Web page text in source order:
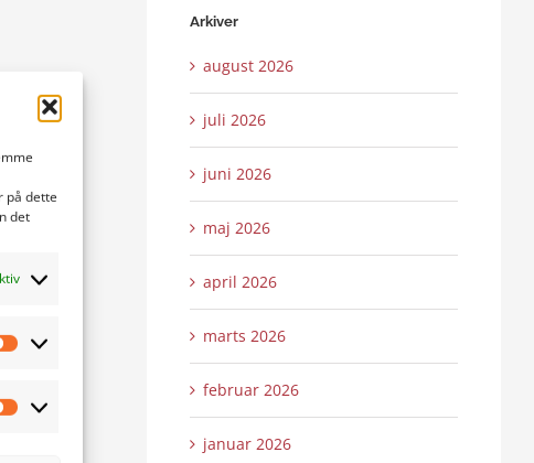
på dette
det
Arkiver
august 2026
juli 2026
juni 2026
maj 2026
april 2026
marts 2026
februar 2026
januar 2026